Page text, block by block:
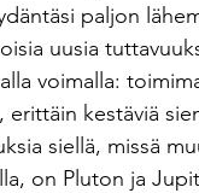
paljon
uusia
voimalla:
kestäviä
siellä, missä
on Pluton ja